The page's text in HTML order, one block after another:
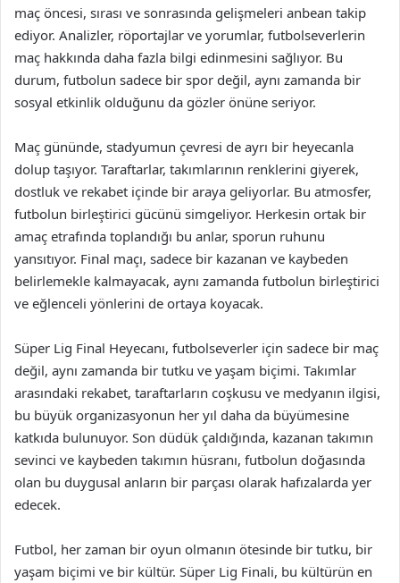
maç öncesi, sırası ve sonrasında gelişmeleri anbean takip
ediyor. Analizler, röportajlar ve yorumlar, futbolseverlerin
maç hakkında daha fazla bilgi edinmesini sağlıyor. Bu
durum, futbolun sadece bir spor değil, aynı zamanda bir
sosyal etkinlik olduğunu da gözler önüne seriyor.
Maç gününde, stadyumun çevresi de ayrı bir heyecanla
dolup taşıyor. Taraftarlar, takımlarının renklerini giyerek,
dostluk ve rekabet içinde bir araya geliyorlar. Bu atmosfer,
futbolun birleştirici gücünü simgeliyor. Herkesin ortak bir
amaç etrafında toplandığı bu anlar, sporun ruhunu
yansıtıyor. Final maçı, sadece bir kazanan ve kaybeden
belirlemekle kalmayacak, aynı zamanda futbolun birleştirici
ve eğlenceli yönlerini de ortaya koyacak.
Süper Lig Final Heyecanı, futbolseverler için sadece bir maç
değil, aynı zamanda bir tutku ve yaşam biçimi. Takımlar
arasındaki rekabet, taraftarların coşkusu ve medyanın ilgisi,
bu büyük organizasyonun her yıl daha da büyümesine
katkıda bulunuyor. Son düdük çaldığında, kazanan takımın
sevinci ve kaybeden takımın hüsranı, futbolun doğasında
olan bu duygusal anların bir parçası olarak hafızalarda yer
edecek.
Futbol, her zaman bir oyun olmanın ötesinde bir tutku, bir
yaşam biçimi ve bir kültür. Süper Lig Finali, bu kültürün en